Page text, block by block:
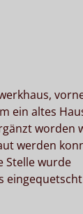
ein altes
worden
werden
Stelle wurde
eingequetscht